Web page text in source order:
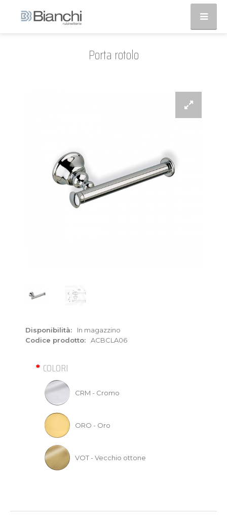
Porta rotolo
Disponibilità:
In magazzino
Codice prodotto:
ACBCLA06
COLORI
CRM - Cromo
ORO - Oro
VOT - Vecchio ottone